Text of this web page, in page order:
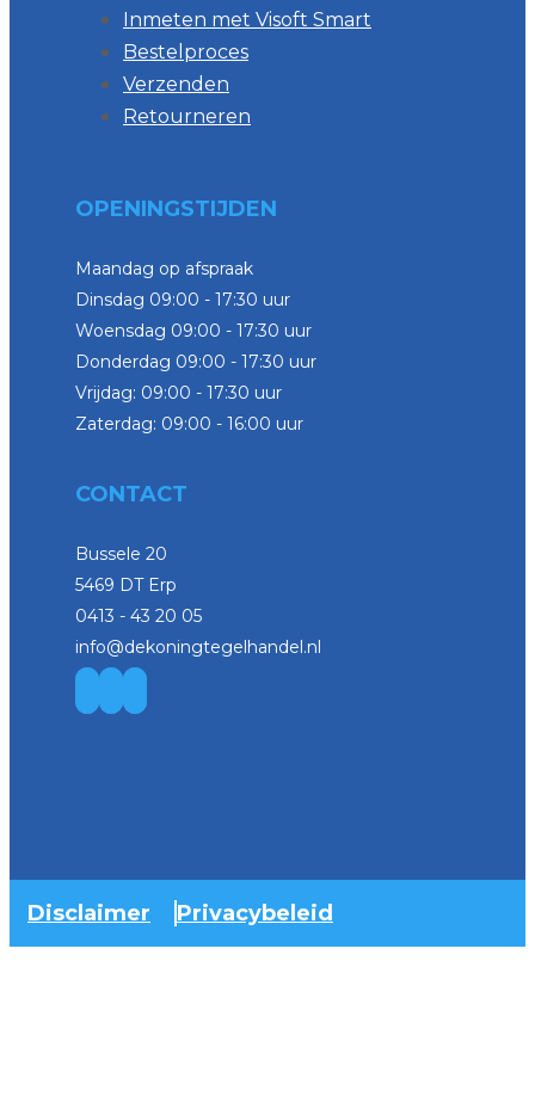
Inmeten met Visoft Smart
Bestelproces
Verzenden
Retourneren
OPENINGSTIJDEN
Maandag op afspraak
Dinsdag 09:00 - 17:30 uur
Woensdag 09:00 - 17:30 uur
Donderdag 09:00 - 17:30 uur
Vrijdag: 09:00 - 17:30 uur
Zaterdag: 09:00 - 16:00 uur
CONTACT
Bussele 20
5469 DT Erp
0413 - 43 20 05
info@dekoningtegelhandel.nl
Disclaimer Privacybeleid